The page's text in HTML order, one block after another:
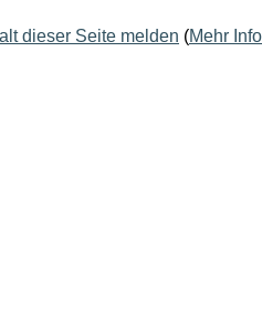
dieser Seite melden (Mehr